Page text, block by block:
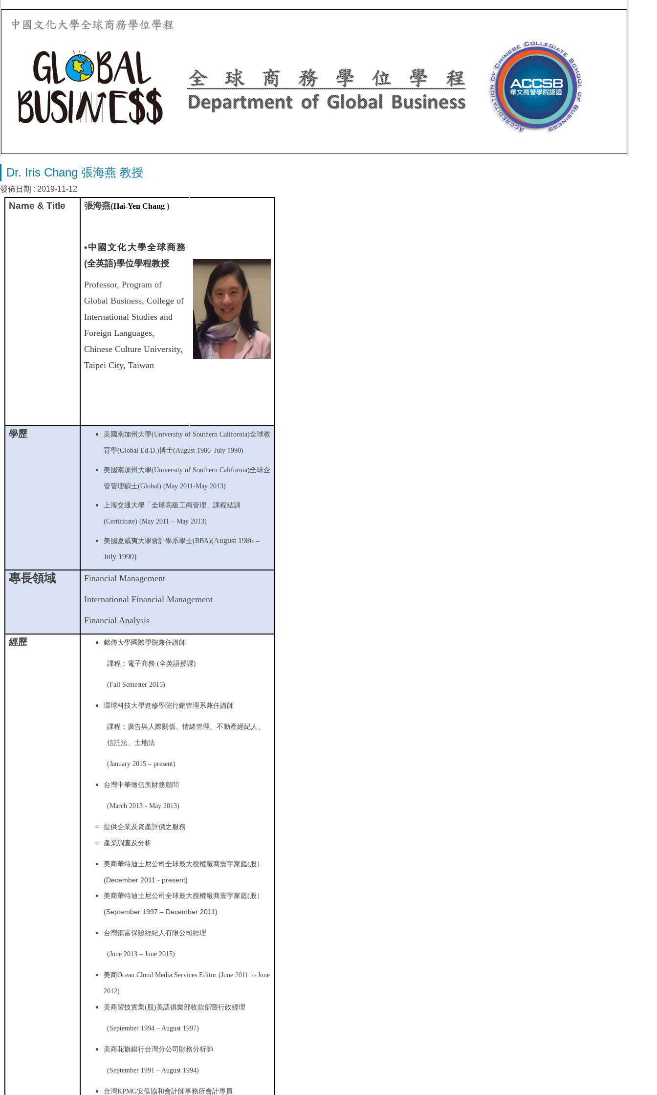
Dr. Iris Chang 張海燕 教授
發佈日期 : 2019-11-12
Name & Title 張海燕(Hai-Yen Chang )
•中國文化大學全球商務
(全英語)學位學程教授
Professor, Program of
Global Business,College of
International Studies and
Foreign Languages,
Chinese Culture University,
Taipei City, Taiwan
學歷 美國南加州大學(University of Southern California)全球教
育學(Global Ed.D.)博士(August 1986–July 1990)
美國南加州大學(University of Southern California)全球企
管管理碩士(Global) (May 2011-May 2013)
上海交通大學「全球高級工商管理」課程結訓
(Certificate) (May 2011 – May 2013)
美國夏威夷大學會計學系學士(BBA)(August 1986 –
July 1990)
專長領域 Financial Management
International Financial Management
Financial Analysis
經歷 銘傳大學國際學院兼任講師
課程：電子商務 (全英語授課)
(Fall Semester 2015)
環球科技大學進修學院行銷管理系兼任講師
課程：廣告與人際關係、情緒管理、不動產經紀人、
信託法、土地法
(January 2015 – present)
台灣中華徵信所財務顧問
(March 2013 - May 2013)
提供企業及資產評價之服務
產業調查及分析
美商華特迪士尼公司全球最大授權廠商寰宇家庭(股）
(December 2011 - present)
美商華特迪士尼公司全球最大授權廠商寰宇家庭(股）
(September 1997 – December 2011)
台灣鎮富保險經紀人有限公司經理
(June 2013 – June 2015)
美商Ocean Cloud Media Services Editor (June 2011 to June
2012)
美商習技實業(股)美語俱樂部收款部暨行政經理
(September 1994 – August 1997)
美商花旗銀行台灣分公司財務分析師
(September 1991 – August 1994)
台灣KPMG安侯協和會計師事務所會計專員